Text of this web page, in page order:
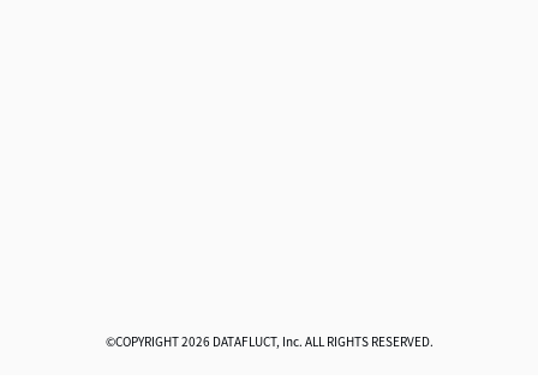
©COPYRIGHT 2026 DATAFLUCT, Inc. ALL RIGHTS RESERVED.